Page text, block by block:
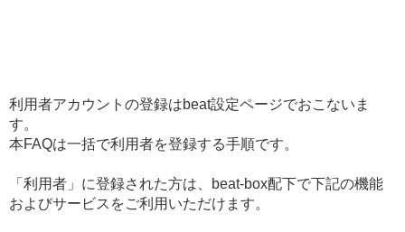
利用者アカウントの登録はbeat設定ページでおこないま
す。
本FAQは一括で利用者を登録する手順です。
「利用者」に登録された方は、beat-box配下で下記の機能
およびサービスをご利用いただけます。